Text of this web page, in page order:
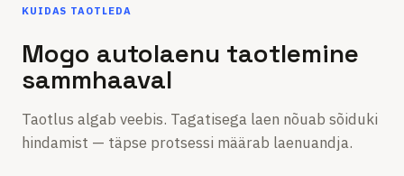
KUIDAS TAOTLEDA
Mogo autolaenu taotlemine
sammhaaval
Taotlus algab veebis. Tagatisega laen nõuab sõiduki
hindamist — täpse protsessi määrab laenuandja.